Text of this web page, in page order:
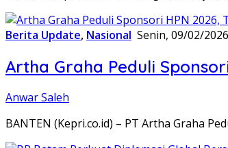
Berita Update, Nasional Senin, 09/02/
Artha Graha Peduli
Anwar Saleh
BANTEN (Kepri.co.id) – PT Artha Graha